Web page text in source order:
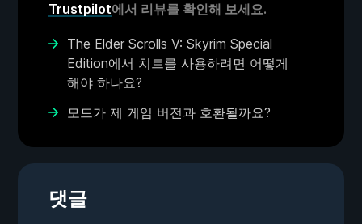
Trustpilot에서 리뷰를 확인해 보세요.
The Elder Scrolls V: Skyrim Special
Edition에서 치트를 사용하려면 어떻게
해야 하나요?
모드가 제 게임 버전과 호환될까요?
댓글